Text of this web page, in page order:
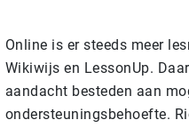
Online is er steeds meer
Wikiwijs en LessonUp.
aandacht besteden aan
ondersteuningsbehoefte.